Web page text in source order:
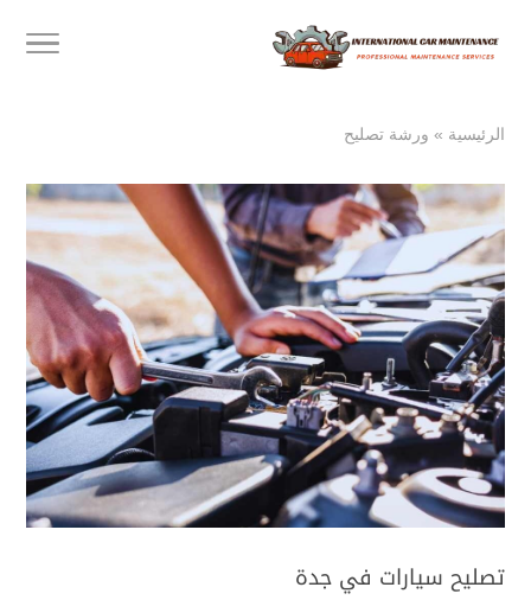
الرئيسية » ورشة تصليح
تصليح سيارات في جدة